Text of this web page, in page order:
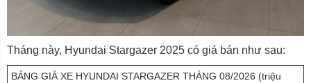
Tháng này, Hyundai Stargazer 2025 có giá bán như sau:
BẢNG GIÁ XE HYUNDAI STARGAZER THÁNG 08/2026 (triệu